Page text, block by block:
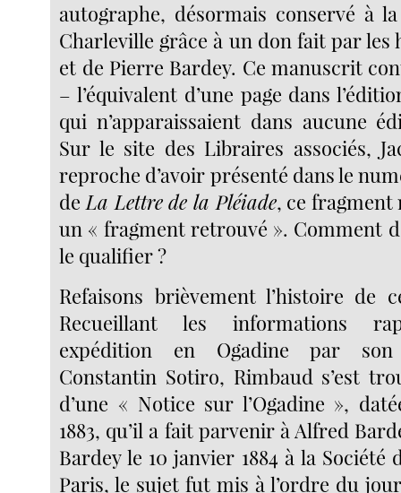
autographe, désormais conservé à
Charleville grâce à un don fait par les
et de Pierre Bardey. Ce manuscrit
– l’équivalent d’une page dans
qui n’apparaissaient dans aucune
Sur le site des Libraires associés,
reproche d’avoir présenté dans le
de La Lettre de la Pléiade, ce
un « fragment retrouvé ». Comment
le qualifier ?
Refaisons brièvement l’histoire de
Recueillant les informations
expédition en Ogadine par
Constantin Sotiro, Rimbaud s’est
d’une « Notice sur l’Ogadine »,
1883, qu’il a fait parvenir à Alfred
Bardey le 10 janvier 1884 à la Société
Paris, le sujet fut mis à l’ordre du